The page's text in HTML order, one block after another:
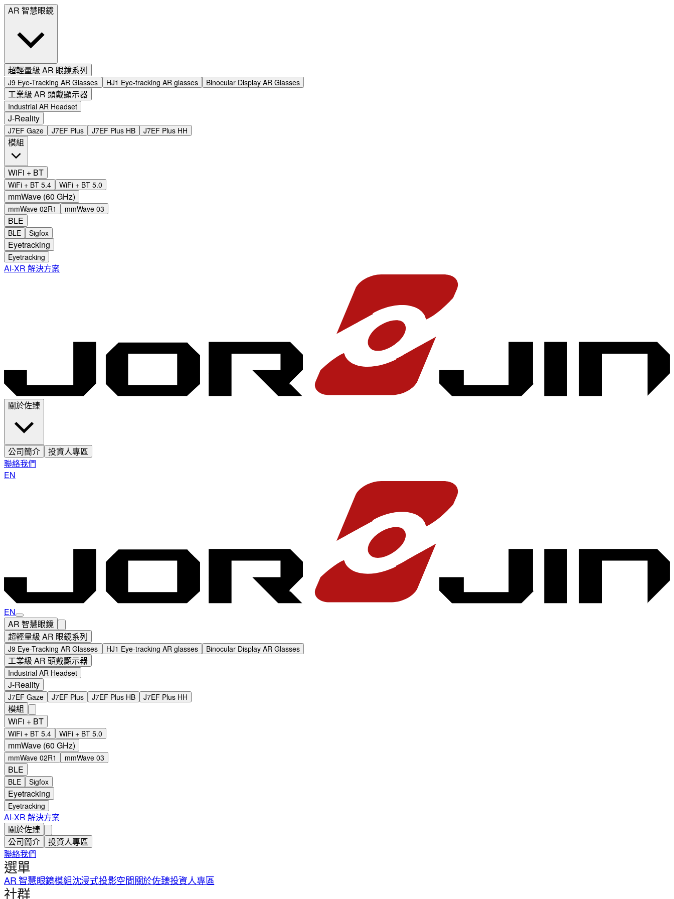
AR 智慧眼鏡
超輕量級 AR 眼鏡系列
J9 Eye-Tracking AR Glasses HJ1 Eye-tracking AR glasses Binocular Display AR Glasses
工業級 AR 頭戴顯示器
Industrial AR Headset
J-Reality
J7EF Gaze J7EF Plus J7EF Plus HB J7EF Plus HH
模組
WiFi + BT
WiFi + BT 5.4 WiFi + BT 5.0
mmWave (60 GHz)
mmWave 02R1 mmWave 03
BLE
BLE Sigfox
Eyetracking
Eyetracking
AI-XR 解決方案
關於佐臻
公司簡介
投資人專區
聯絡我們
EN
EN
AR 智慧眼鏡
超輕量級 AR 眼鏡系列
J9 Eye-Tracking AR Glasses HJ1 Eye-tracking AR glasses Binocular Display AR Glasses
工業級 AR 頭戴顯示器
Industrial AR Headset
J-Reality
J7EF Gaze J7EF Plus J7EF Plus HB J7EF Plus HH
模組
WiFi + BT
WiFi + BT 5.4 WiFi + BT 5.0
mmWave (60 GHz)
mmWave 02R1 mmWave 03
BLE
BLE Sigfox
Eyetracking
Eyetracking
AI-XR 解決方案
關於佐臻
公司簡介
投資人專區
聯絡我們
選單
AR 智慧眼鏡模組沈浸式投影空間關於佐臻投資人專區
社群